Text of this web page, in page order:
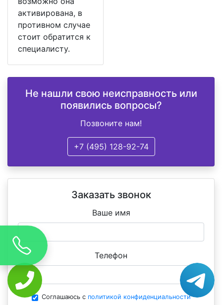
активирована, в
противном случае
стоит обратится к
специалисту.
Не нашли свою неисправность или
появились вопросы?
Позвоните нам!
+7 (495) 128-92-74
Заказать звонок
Ваше имя
Телефон
Соглашаюсь с политикой конфиденциальности